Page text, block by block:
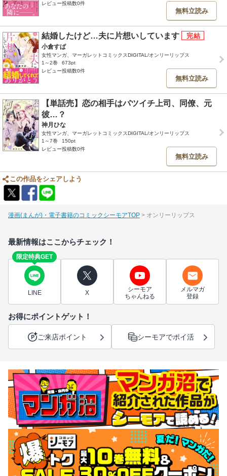
レビュー投稿数0件
無料立読み
結婚したけど…夫に片想いしています
小倉すぱ
女性マンガ、マーガレットコミックスDIGITAL/オンリーリップス
1～2巻
673pt
レビュー投稿数0件
無料立読み
【単話売】恋の相手はバツイチ上司、同僚、元
彼…？
神月ひな
女性マンガ、マーガレットコミックスDIGITAL/オンリーリップス
1～7巻
150pt
レビュー投稿数0件
無料立読み
この作品をシェアしよう
漫画(まんが)・電子書籍のコミックシーモアTOP オンリーリップス
最新情報はここからチェック！
限定特典GET
LINE X
シーモア
ちゃんねる
メルマガ
登録
お得にポイントゲット！
ご来店ポイント シーモアでポイ活